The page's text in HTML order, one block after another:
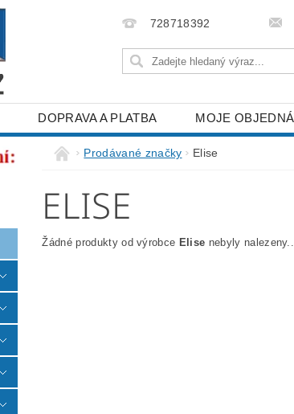
728718392
DOPRAVA A PLATBA MOJE
Prodávané značky Elise
ELISE
Žádné produkty od výrobce Elise nebyly